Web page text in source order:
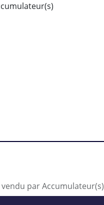
vendu par Accumulateur(s)